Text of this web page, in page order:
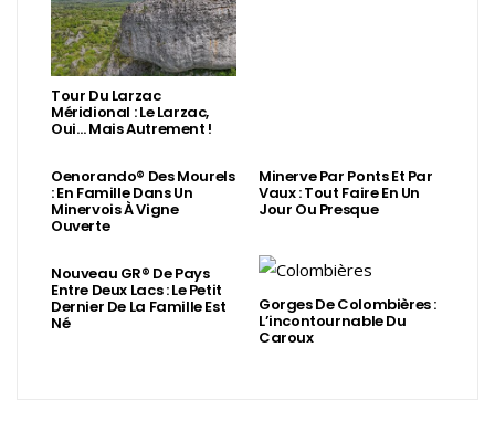
Tour Du Larzac
Méridional : Le Larzac,
Oui… Mais Autrement !
Oenorando® Des Mourels
: En Famille Dans Un
Minervois À Vigne
Ouverte
Minerve Par Ponts Et Par
Vaux : Tout Faire En Un
Jour Ou Presque
Nouveau GR® De Pays
Entre Deux Lacs : Le Petit
Dernier De La Famille Est
Né
Gorges De Colombières :
L’incontournable Du
Caroux